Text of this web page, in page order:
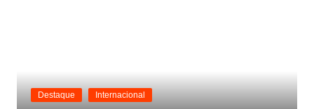
Destaque Internacional